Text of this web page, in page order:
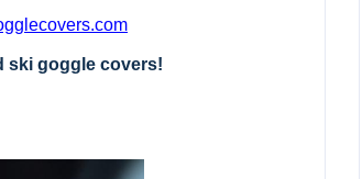
ski goggle covers!